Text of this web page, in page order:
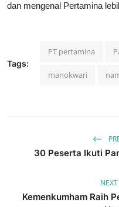
dan mengenal Pertamina
Tags:
PT pertamina
manokwari
30 Peserta Ikuti
Kemenkumham Raih